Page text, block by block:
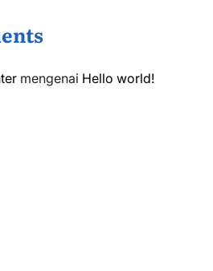
mengenai Hello world!